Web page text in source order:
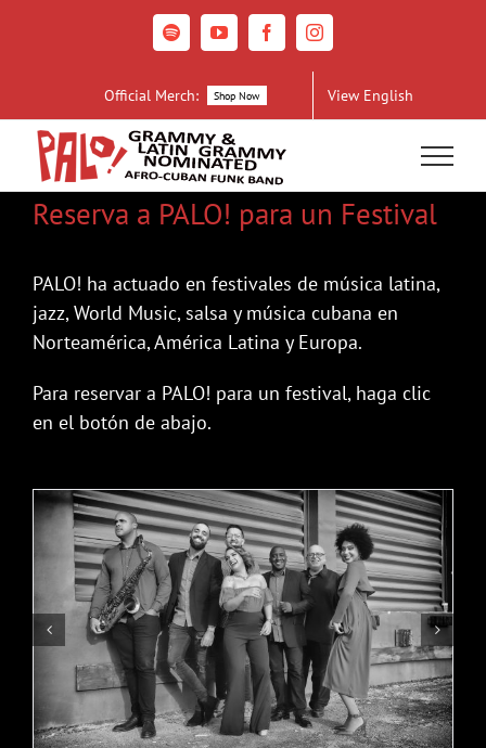
SpotifyYouTubeFacebookInstagram
Official Merch: Shop Now View English
Reserva a PALO! para un Festival
PALO! ha actuado en festivales de música latina,
jazz, World Music, salsa y música cubana en
Norteamérica, América Latina y Europa.
Para reservar a PALO! para un festival, haga clic
en el botón de abajo.